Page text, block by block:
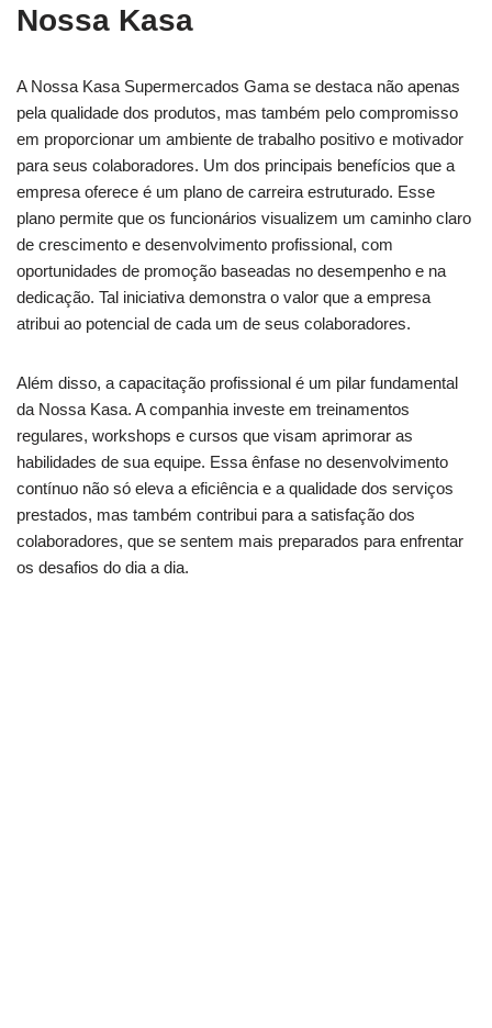
Nossa Kasa
A Nossa Kasa Supermercados Gama se destaca não apenas
pela qualidade dos produtos, mas também pelo compromisso
em proporcionar um ambiente de trabalho positivo e motivador
para seus colaboradores. Um dos principais benefícios que a
empresa oferece é um plano de carreira estruturado. Esse
plano permite que os funcionários visualizem um caminho claro
de crescimento e desenvolvimento profissional, com
oportunidades de promoção baseadas no desempenho e na
dedicação. Tal iniciativa demonstra o valor que a empresa
atribui ao potencial de cada um de seus colaboradores.
Além disso, a capacitação profissional é um pilar fundamental
da Nossa Kasa. A companhia investe em treinamentos
regulares, workshops e cursos que visam aprimorar as
habilidades de sua equipe. Essa ênfase no desenvolvimento
contínuo não só eleva a eficiência e a qualidade dos serviços
prestados, mas também contribui para a satisfação dos
colaboradores, que se sentem mais preparados para enfrentar
os desafios do dia a dia.